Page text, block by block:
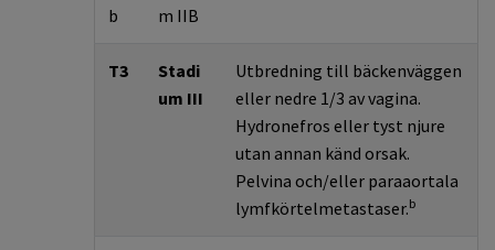
b
m IIB
T3
Stadi
um III
Utbredning till bäckenväggen
eller nedre 1/3 av vagina.
Hydronefros eller tyst njure
utan annan känd orsak.
Pelvina och/eller paraaortala
lymfkörtelmetastaser.b